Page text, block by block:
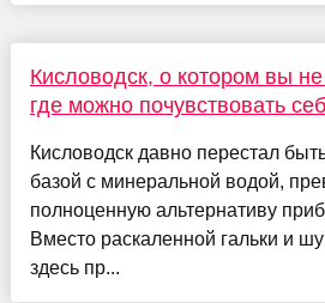
Кисловодск, о котором вы
где можно почувствовать
Кисловодск давно перестал
базой с минеральной водой,
полноценную альтернативу
Вместо раскаленной гальки и
здесь пр...